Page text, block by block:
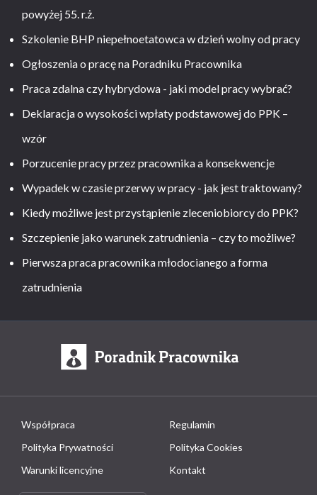
powyżej 55. r.ż.
Szkolenie BHP niepełnoetatowca w dzień wolny od pracy
Ogłoszenia o pracę na Poradniku Pracownika
Praca zdalna czy hybrydowa - jaki model pracy wybrać?
Deklaracja o wysokości wpłaty podstawowej do PPK –
wzór
Porzucenie pracy przez pracownika a konsekwencje
Wypadek w czasie przerwy w pracy - jak jest traktowany?
Kiedy możliwe jest przystąpienie zleceniobiorcy do PPK?
Szczepienie jako warunek zatrudnienia – czy to możliwe?
Pierwsza praca pracownika młodocianego a forma
zatrudnienia
Współpraca
Regulamin
Polityka Prywatności
Polityka Cookies
Warunki licencyjne
Kontakt